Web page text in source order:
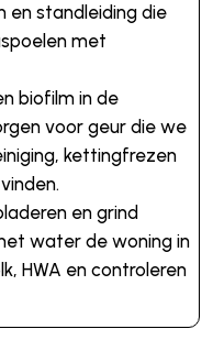
en standleiding die
met
biofilm in de
voor geur die we
kettingfrezen
en grind
water de woning in
HWA en controleren